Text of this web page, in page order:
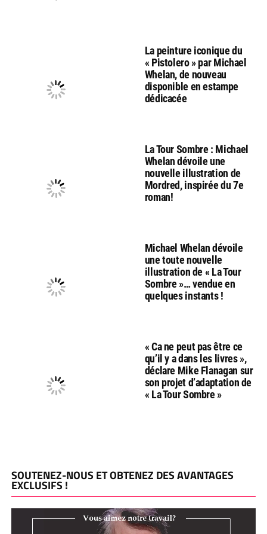
La peinture iconique du
« Pistolero » par Michael
Whelan, de nouveau
disponible en estampe
dédicacée
La Tour Sombre : Michael
Whelan dévoile une
nouvelle illustration de
Mordred, inspirée du 7e
roman!
Michael Whelan dévoile
une toute nouvelle
illustration de « La Tour
Sombre »… vendue en
quelques instants !
« Ca ne peut pas être ce
qu’il y a dans les livres »,
déclare Mike Flanagan sur
son projet d’adaptation de
« La Tour Sombre »
SOUTENEZ-NOUS ET OBTENEZ DES AVANTAGES
EXCLUSIFS !